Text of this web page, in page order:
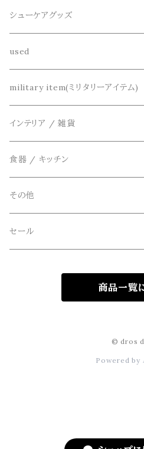
decka(デカ)
dros dro(ドロスドロ)
DETAIL(ディティール)
THE FLAVOR DESIGN(ザ フレー
FOB FACTORY(エフオービーファク
Four Seasons Garage(FSG)
freewaters(フリーウォータース)
GLOMA NAUTICA(グローマノー
KIKKERLAND(キッカーランド)
シャツ
カーディガン
キーアクセサリー
財布、コインケース、マネークリップ
鞄
シューケアグッズ
used
リメイク
アクセサリー
military item(ミリタリーアイテム)
インテリア / 雑貨
食器 / キッチン
その他
セール
商品一覧
© dros
Powered by